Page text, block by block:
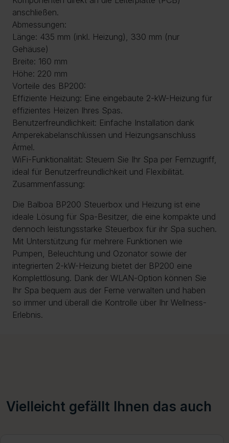
anschließen.
Abmessungen:
Länge: 435 mm (inkl. Heizung), 330 mm (nur
Gehäuse)
Breite: 160 mm
Höhe: 220 mm
Vorteile des BP200:
Effiziente Heizung: Eine eingebaute 2-kW-Heizung für
effizientes Heizen Ihres Spas.
Benutzerfreundlichkeit: Einfache Installation dank
Amperekabelanschlüssen und Heizungsanschluss
Ärmel.
WiFi-Funktionalität: Steuern Sie Ihr Spa per Fernzugriff,
ideal für Benutzerfreundlichkeit und Flexibilität.
Zusammenfassung:
Die Balboa BP200 Steuerbox und Heizung ist eine
ideale Lösung für Spa-Besitzer, die eine kompakte und
dennoch leistungsstarke Steuerbox für ihr Spa suchen.
Mit Unterstützung für mehrere Funktionen wie
Pumpen, Beleuchtung und Ozonator sowie der
integrierten 2-kW-Heizung bietet der BP200 eine
Komplettlösung. Dank der WLAN-Option können Sie
Ihr Spa bequem aus der Ferne verwalten und haben
so immer und überall die Kontrolle über Ihr Wellness-
Erlebnis.
Vielleicht gefällt Ihnen das auch